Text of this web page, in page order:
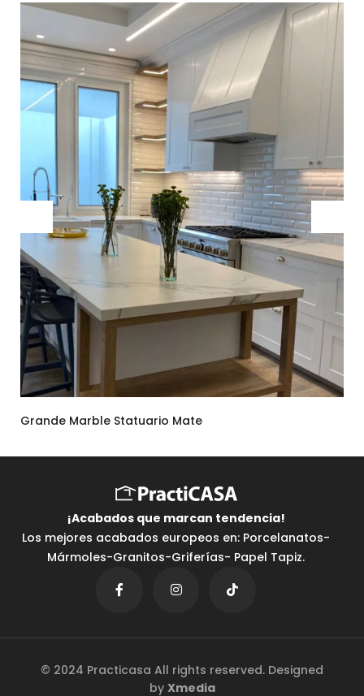
Grande Marble Statuario Mate
¡Acabados que marcan tendencia⁣!
Los mejores acabados europeos en: Porcelanatos-
Mármoles-Granitos-Griferías- Papel Tapiz.
© 2024 Practicasa All rights reserved. Designed
by Xmedia